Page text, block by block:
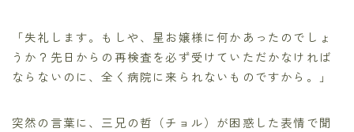
「失礼します。もしや、星お嬢様に何かあったのでしょ
うか？先日からの再検査を必ず受けていただかなければ
ならないのに、全く病院に来られないものですから。」
突然の言葉に、三兄の哲（チョル）が困惑した表情で聞